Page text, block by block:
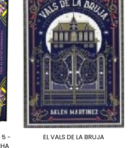
EL VALS DE LA BRUJA